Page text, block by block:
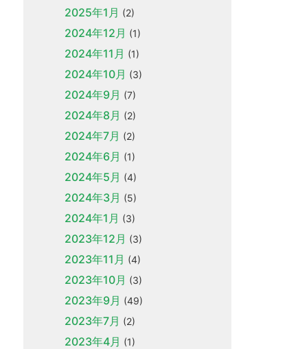
2025年1月 (2)
2024年12月 (1)
2024年11月 (1)
2024年10月 (3)
2024年9月 (7)
2024年8月 (2)
2024年7月 (2)
2024年6月 (1)
2024年5月 (4)
2024年3月 (5)
2024年1月 (3)
2023年12月 (3)
2023年11月 (4)
2023年10月 (3)
2023年9月 (49)
2023年7月 (2)
2023年4月 (1)